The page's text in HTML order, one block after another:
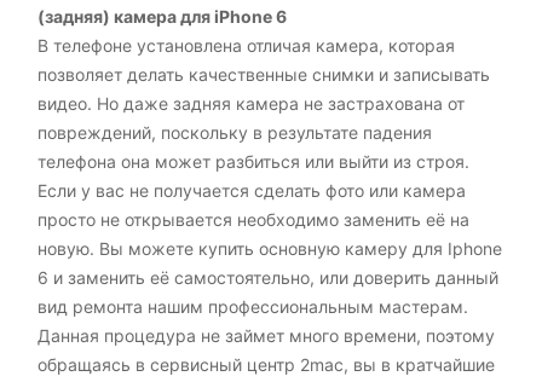
(задняя) камера для iPhone 6
В телефоне установлена отличая камера, которая
позволяет делать качественные снимки и записывать
видео. Но даже задняя камера не застрахована от
повреждений, поскольку в результате падения
телефона она может разбиться или выйти из строя.
Если у вас не получается сделать фото или камера
просто не открывается необходимо заменить её на
новую. Вы можете купить основную камеру для Iphone
6 и заменить её самостоятельно, или доверить данный
вид ремонта нашим профессиональным мастерам.
Данная процедура не займет много времени, поэтому
обращаясь в сервисный центр 2mac, вы в кратчайшие